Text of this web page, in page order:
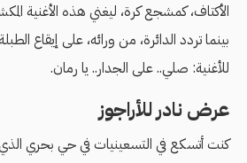
الأكتاف، كمشجع كرة، ليغني هذه الأغنية
بينما تردد الدائرة، من ورائه، على إيقاع
للأغنية: صلي.. على الجدار.. يا رمان.
عرض نادر للأراجوز
كنت أتسكع في التسعينيات في حي بحري